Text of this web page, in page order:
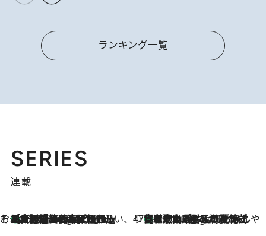
ランキング一覧
SERIES
連載
そおだよおこの関西おいしい、おやつ紀行4 Hours Ago
［大阪府箕面市］一皿一皿目の前で仕上げられる、料理を巧みに組み込んだアシェットデセールコース「ミチル アシェット デセール（Michiru assiette dessert）」 47都道府県の手みやげ ひんやりスイーツで夏を満喫
4 Hours Ago
【和歌山県】この夏絶対食べたい 冷やしておいしいおやつ3選 みかんがごろっと丸ごと入ったジュレ